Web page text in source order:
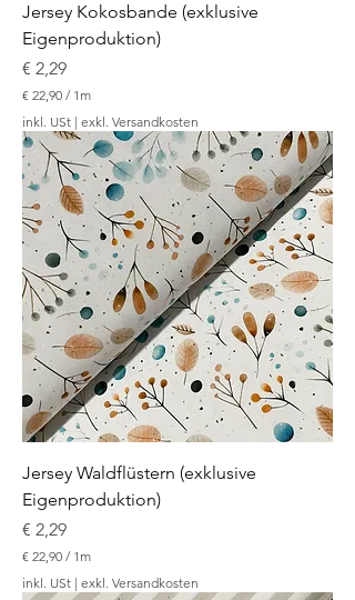
Jersey Kokosbande (exklusive
Eigenproduktion)
Preis
€ 2,29
€ 22,90 / 1m
€
2
2
,
0
p
o
1
M
e
t
inkl. USt | exkl. Versandkosten
Jersey Waldflüstern (exklusive
Eigenproduktion)
Preis
€ 2,29
€ 22,90 / 1m
€
inkl. USt | exkl. Versandkosten